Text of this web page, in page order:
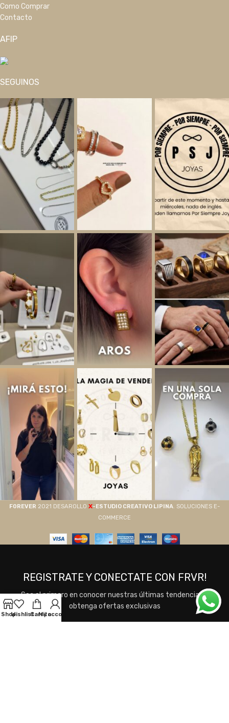
Como Comprar
Contacto
AFIP
SEGUINOS
F0REVER 2021 DESAROLLO X-ESTUDIO CREATIVO LIPINA. SOLUCIONES E-
COMMERCE
REGISTRATE Y CONECTATE CON FRVR!
Sea el primero en conocer nuestras últimas tendencias y
obtenga ofertas exclusivas
ShopWishlistCarrito
My account